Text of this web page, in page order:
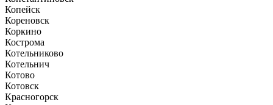
Копейск
Кореновск
Коркино
Кострома
Котельниково
Котельнич
Котово
Котовск
Красногорск